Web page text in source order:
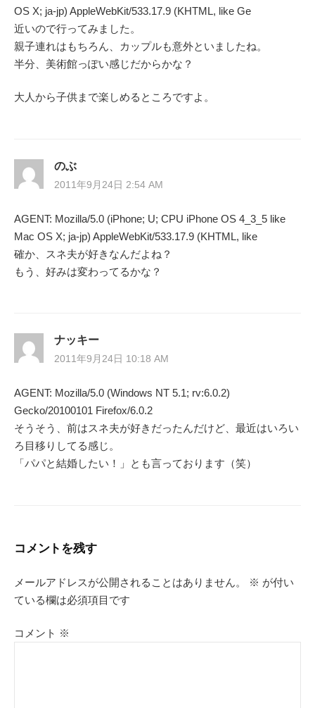
OS X; ja-jp) AppleWebKit/533.17.9 (KHTML, like Ge
近いので行ってみました。
親子連れはもちろん、カップルも意外といましたね。
半分、美術館っぽい感じだからかな？
大人から子供まで楽しめるところですよ。
のぶ
2011年9月24日 2:54 AM
AGENT: Mozilla/5.0 (iPhone; U; CPU iPhone OS 4_3_5 like
Mac OS X; ja-jp) AppleWebKit/533.17.9 (KHTML, like
確か、スネ夫が好きなんだよね？
もう、好みは変わってるかな？
ナッキー
2011年9月24日 10:18 AM
AGENT: Mozilla/5.0 (Windows NT 5.1; rv:6.0.2)
Gecko/20100101 Firefox/6.0.2
そうそう、前はスネ夫が好きだったんだけど、最近はいろい
ろ目移りしてる感じ。
「パパと結婚したい！」とも言っております（笑）
コメントを残す
メールアドレスが公開されることはありません。 ※ が付い
ている欄は必須項目です
コメント ※